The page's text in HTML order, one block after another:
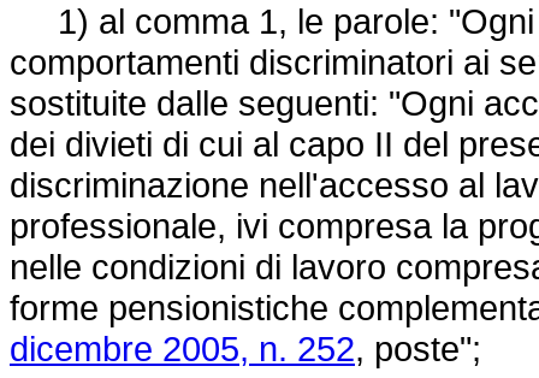
1) al comma 1, le parole: "Ogni
comportamenti discriminatori ai
sostituite dalle seguenti: "Ogni
dei divieti di cui al capo II del
discriminazione nell'accesso al
professionale, ivi compresa la
nelle condizioni di lavoro
forme pensionistiche
dicembre 2005, n. 252, poste";